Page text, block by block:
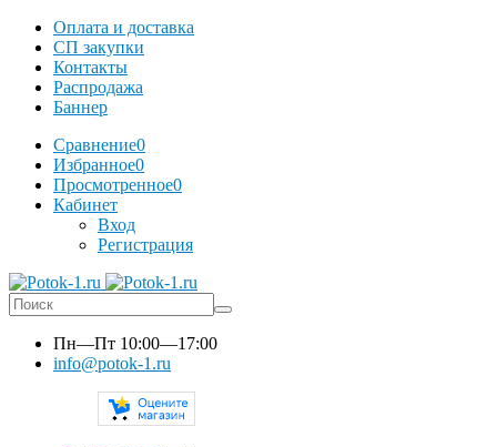
Оплата и доставка
СП закупки
Контакты
Распродажа
Баннер
Сравнение0
Избранное0
Просмотренное0
Кабинет
Вход
Регистрация
Пн—Пт 10:00—17:00
info@potok-1.ru